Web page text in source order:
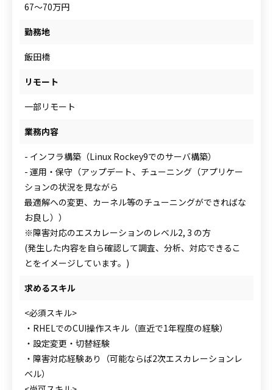
67～70万円
勤務地
飯田橋
リモート
一部リモート
業務内容
- インフラ構築（Linux Rockey9でのサーバ構築）
- 運用・保守（アップデート、チューニング（アプリケー
ションの状況を見ながら
最適解への変更、カーネル等のチューニングができればな
お良し））
※障害対応のエスカレーションのレベル2, 3 の方
(発生した内容を自ら確認して調査、分析、対応できるこ
とをイメージしています。)
求めるスキル
<必須スキル>
・RHELでのCUI操作スキル（直近で1年程度の経験）
・設定変更・切替経験
・障害対応経験あり（可能ならば2次エスカレーションレ
ベル）